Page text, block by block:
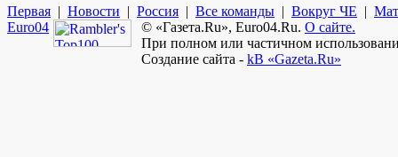
Первая | Новости | Россия | Все команды | Вокруг ЧЕ |
Euro04 © «Газета.Ru», Euro04.Ru. О сайте.
При полном или частичном
Создание сайта - kB «Gazeta.Ru»